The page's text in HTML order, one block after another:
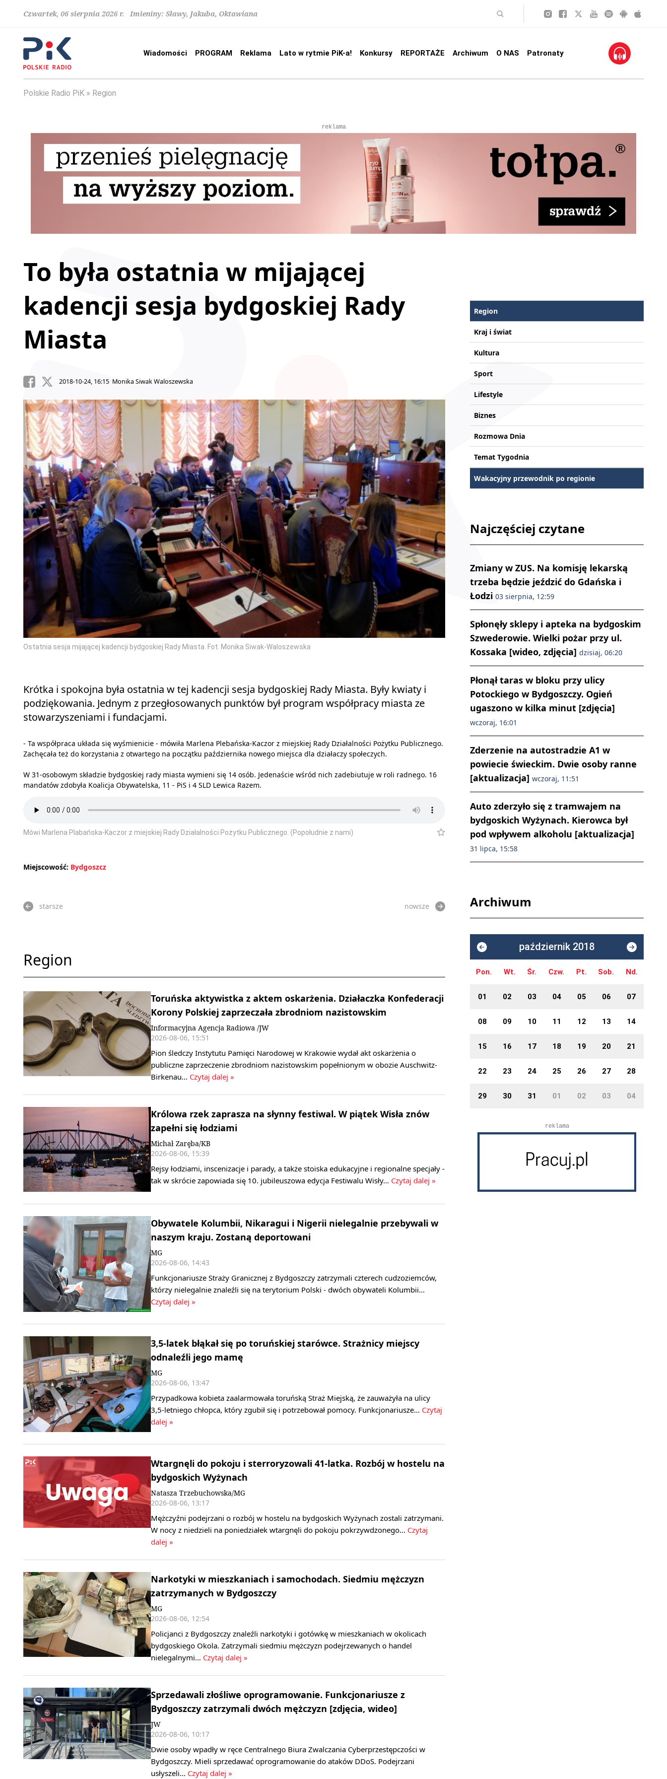
Czwartek, 06 sierpnia 2026 r. Imieniny: Sławy, Jakuba, Oktawiana
Wiadomości PROGRAM Reklama Lato w rytmie PiK-a! Konkursy REPORTAŻE Archiwum O NAS Patronaty
Polskie Radio PiK Region
reklama
To była ostatnia w mijającej
kadencji sesja bydgoskiej Rady
Miasta
2018-10-24, 16:15 Monika Siwak Waloszewska
Ostatnia sesja mijającej kadencji bydgoskiej Rady Miasta. Fot. Monika Siwak-Waloszewska
Krótka i spokojna była ostatnia w tej kadencji sesja bydgoskiej Rady Miasta. Były kwiaty i
podziękowania. Jednym z przegłosowanych punktów był program współpracy miasta ze
stowarzyszeniami i fundacjami.
- Ta współpraca układa się wyśmienicie - mówiła Marlena Plebańska-Kaczor z miejskiej Rady Działalności Pożytku Publicznego.
Zachęcała też do korzystania z otwartego na początku października nowego miejsca dla działaczy społeczych.
W 31-osobowym składzie bydgoskiej rady miasta wymieni się 14 osób. Jedenaście wśród nich zadebiutuje w roli radnego. 16
mandatów zdobyła Koalicja Obywatelska, 11 - PiS i 4 SLD Lewica Razem.
Mówi Marlena Plabańska-Kaczor z miejskiej Rady Działalności Pożytku Publicznego. (Popołudnie z nami)
Miejscowość: Bydgoszcz
starsze nowsze
Region
Toruńska aktywistka z aktem oskarżenia. Działaczka Konfederacji
Korony Polskiej zaprzeczała zbrodniom nazistowskim
Informacyjna Agencja Radiowa /JW
2026-08-06, 15:51
Pion śledczy Instytutu Pamięci Narodowej w Krakowie wydał akt oskarżenia o
publiczne zaprzeczenie zbrodniom nazistowskim popełnionym w obozie Auschwitz-
Birkenau… Czytaj dalej »
Królowa rzek zaprasza na słynny festiwal. W piątek Wisła znów
zapełni się łodziami
Michał Zaręba/KB
2026-08-06, 15:39
Rejsy łodziami, inscenizacje i parady, a także stoiska edukacyjne i regionalne specjały -
tak w skrócie zapowiada się 10. jubileuszowa edycja Festiwalu Wisły… Czytaj dalej »
Obywatele Kolumbii, Nikaragui i Nigerii nielegalnie przebywali w
naszym kraju. Zostaną deportowani
MG
2026-08-06, 14:43
Funkcjonariusze Straży Granicznej z Bydgoszczy zatrzymali czterech cudzoziemców,
którzy nielegalnie znaleźli się na terytorium Polski - dwóch obywateli Kolumbii…
Czytaj dalej »
3,5-latek błąkał się po toruńskiej starówce. Strażnicy miejscy
odnaleźli jego mamę
MG
2026-08-06, 13:47
Przypadkowa kobieta zaalarmowała toruńską Straż Miejską, że zauważyła na ulicy
3,5-letniego chłopca, który zgubił się i potrzebował pomocy. Funkcjonariusze… Czytaj
dalej »
Wtargnęli do pokoju i sterroryzowali 41-latka. Rozbój w hostelu na
bydgoskich Wyżynach
Natasza Trzebuchowska/MG
2026-08-06, 13:17
Mężczyźni podejrzani o rozbój w hostelu na bydgoskich Wyżynach zostali zatrzymani.
W nocy z niedzieli na poniedziałek wtargnęli do pokoju pokrzywdzonego… Czytaj
dalej »
Narkotyki w mieszkaniach i samochodach. Siedmiu mężczyzn
zatrzymanych w Bydgoszczy
MG
2026-08-06, 12:54
Policjanci z Bydgoszczy znaleźli narkotyki i gotówkę w mieszkaniach w okolicach
bydgoskiego Okola. Zatrzymali siedmiu mężczyzn podejrzewanych o handel
nielegalnymi… Czytaj dalej »
Sprzedawali złośliwe oprogramowanie. Funkcjonariusze z
Bydgoszczy zatrzymali dwóch mężczyzn [zdjęcia, wideo]
JW
2026-08-06, 10:17
Dwie osoby wpadły w ręce Centralnego Biura Zwalczania Cyberprzestępczości w
Bydgoszczy. Mieli sprzedawać oprogramowanie do ataków DDoS. Podejrzani
usłyszeli… Czytaj dalej »
Region
Kraj i świat
Kultura
Sport
Lifestyle
Biznes
Rozmowa Dnia
Temat Tygodnia
Wakacyjny przewodnik po regionie
Najczęściej czytane
Zmiany w ZUS. Na komisję lekarską
trzeba będzie jeździć do Gdańska i
Łodzi 03 sierpnia, 12:59
Spłonęły sklepy i apteka na bydgoskim
Szwederowie. Wielki pożar przy ul.
Kossaka [wideo, zdjęcia] dzisiaj, 06:20
Płonął taras w bloku przy ulicy
Potockiego w Bydgoszczy. Ogień
ugaszono w kilka minut [zdjęcia]
wczoraj, 16:01
Zderzenie na autostradzie A1 w
powiecie świeckim. Dwie osoby ranne
[aktualizacja] wczoraj, 11:51
Auto zderzyło się z tramwajem na
bydgoskich Wyżynach. Kierowca był
pod wpływem alkoholu [aktualizacja]
31 lipca, 15:58
Archiwum
październik 2018
Pon. Wt. Śr. Czw. Pt. Sob. Nd.
01 02 03 04 05 06 07
08 09 10 11 12 13 14
15 16 17 18 19 20 21
22 23 24 25 26 27 28
29 30 31 01 02 03 04
reklama